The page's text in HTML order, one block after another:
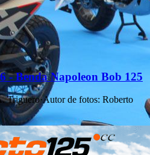
- Benda Napoleon Bob 125
Triguero·Autor de fotos: Roberto